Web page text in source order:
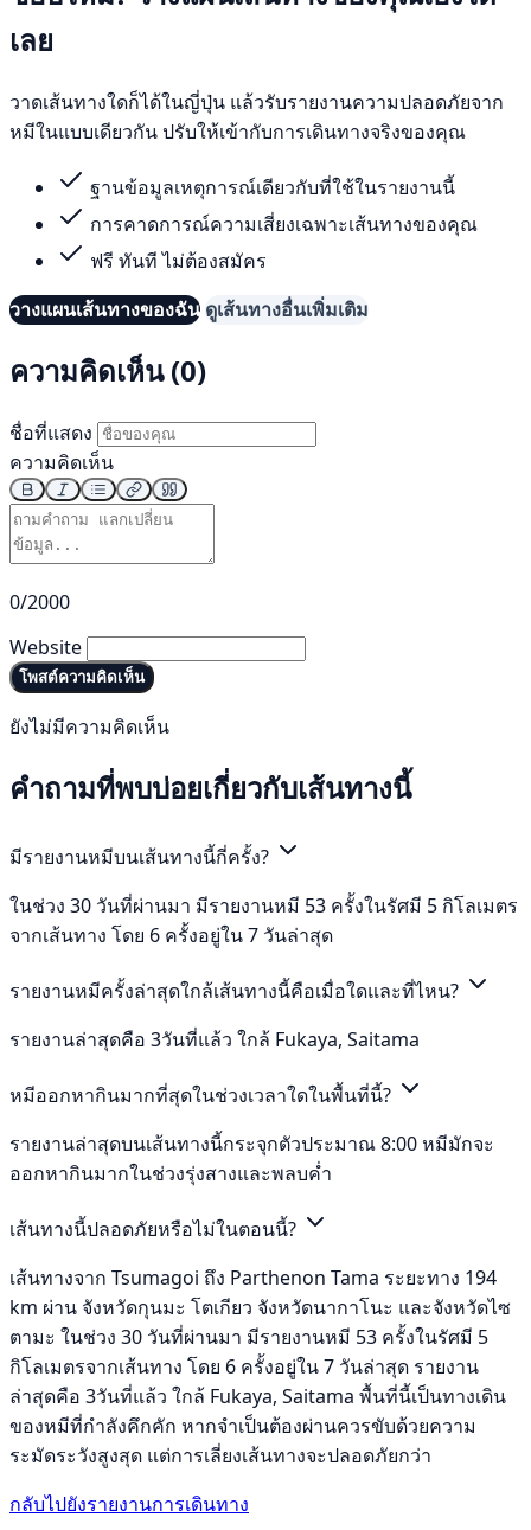
เลย
วาดเส้นทางใดก็ได้ในญี่ปุ่น แล้วรับรายงานความปลอดภัยจาก
หมีในแบบเดียวกัน ปรับให้เข้ากับการเดินทางจริงของคุณ
ฐานข้อมูลเหตุการณ์เดียวกับที่ใช้ในรายงานนี้
การคาดการณ์ความเสี่ยงเฉพาะเส้นทางของคุณ
ฟรี ทันที ไม่ต้องสมัคร
วางแผนเส้นทางของฉัน ดูเส้นทางอื่นเพิ่มเติม
ความคิดเห็น (0)
ชื่อที่แสดง
ความคิดเห็น
0/2000
Website
โพสต์ความคิดเห็น
ยังไม่มีความคิดเห็น
คำถามที่พบบ่อยเกี่ยวกับเส้นทางนี้
มีรายงานหมีบนเส้นทางนี้กี่ครั้ง?
ในช่วง 30 วันที่ผ่านมา มีรายงานหมี 53 ครั้งในรัศมี 5 กิโลเมตร
จากเส้นทาง โดย 6 ครั้งอยู่ใน 7 วันล่าสุด
รายงานหมีครั้งล่าสุดใกล้เส้นทางนี้คือเมื่อใดและที่ไหน?
รายงานล่าสุดคือ 3วันที่แล้ว ใกล้ Fukaya, Saitama
หมีออกหากินมากที่สุดในช่วงเวลาใดในพื้นที่นี้?
รายงานล่าสุดบนเส้นทางนี้กระจุกตัวประมาณ 8:00 หมีมักจะ
ออกหากินมากในช่วงรุ่งสางและพลบค่ำ
เส้นทางนี้ปลอดภัยหรือไม่ในตอนนี้?
เส้นทางจาก Tsumagoi ถึง Parthenon Tama ระยะทาง 194
km ผ่าน จังหวัดกุนมะ โตเกียว จังหวัดนากาโนะ และจังหวัดไซ
ตามะ ในช่วง 30 วันที่ผ่านมา มีรายงานหมี 53 ครั้งในรัศมี 5
กิโลเมตรจากเส้นทาง โดย 6 ครั้งอยู่ใน 7 วันล่าสุด รายงาน
ล่าสุดคือ 3วันที่แล้ว ใกล้ Fukaya, Saitama พื้นที่นี้เป็นทางเดิน
ของหมีที่กำลังคึกคัก หากจำเป็นต้องผ่านควรขับด้วยความ
ระมัดระวังสูงสุด แต่การเลี่ยงเส้นทางจะปลอดภัยกว่า
กลับไปยังรายงานการเดินทาง